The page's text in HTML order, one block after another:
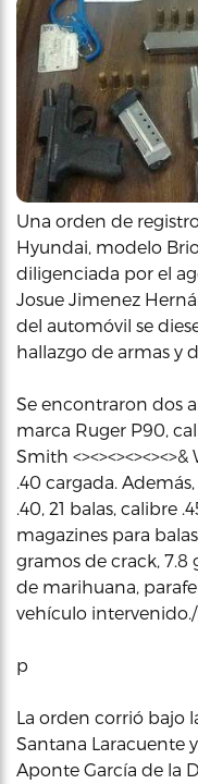
Una orden de
Hyundai, modelo
diligenciada por el
Josue Jimenez
del automóvil se
hallazgo de armas y
Se encontraron dos
marca Ruger P90,
Smith
.40 cargada.
.40, 21 balas, calibre
magazines para
gramos de crack,
de marihuana,
vehículo
p
La orden corrió bajo
Santana Laracuente
Aponte García de la